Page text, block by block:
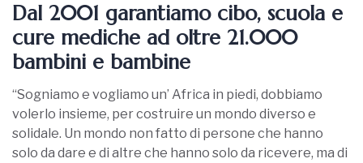
Dal 2001 garantiamo cibo, scuola e
cure mediche ad oltre 21.000
bambini e bambine
“Sogniamo e vogliamo un’ Africa in piedi, dobbiamo
volerlo insieme, per costruire un mondo diverso e
solidale. Un mondo non fatto di persone che hanno
solo da dare e di altre che hanno solo da ricevere, ma di